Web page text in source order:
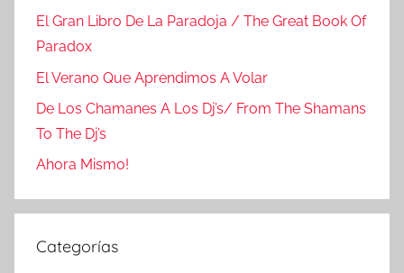
El Gran Libro De La Paradoja / The Great Book Of
Paradox
El Verano Que Aprendimos A Volar
De Los Chamanes A Los Dj’s/ From The Shamans
To The Dj’s
Ahora Mismo!
Categorías